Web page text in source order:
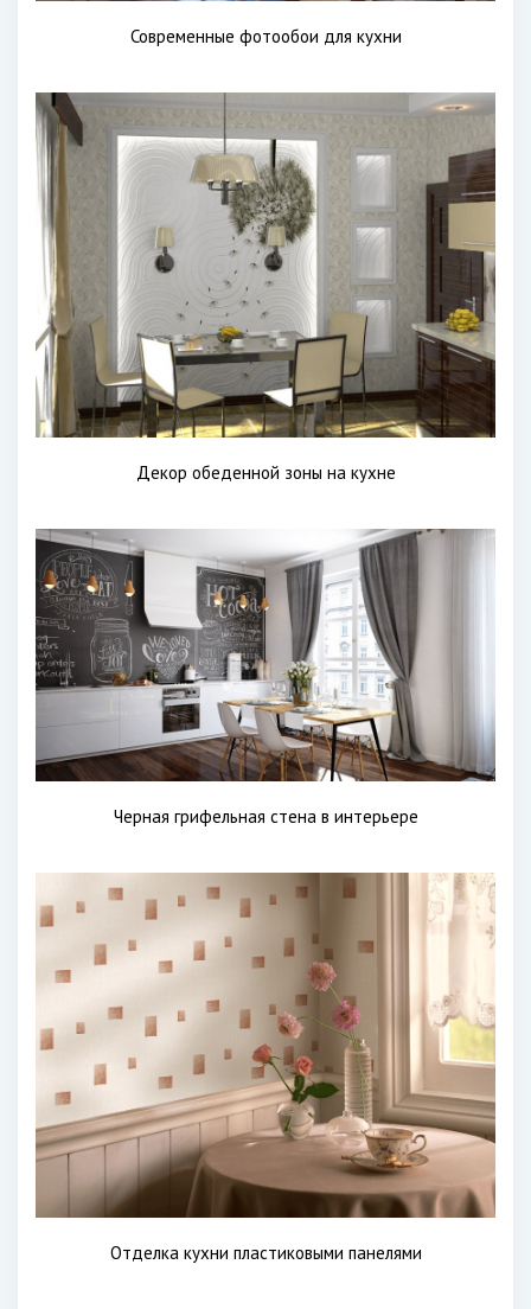
Современные фотообои для кухни
Декор обеденной зоны на кухне
Черная грифельная стена в интерьере
Отделка кухни пластиковыми панелями